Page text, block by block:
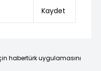
Kaydet
habertürk uygulamasını